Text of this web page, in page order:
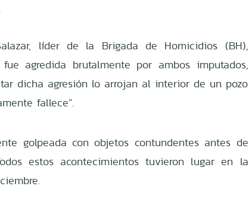
líder de la Brigada de Homicidios (BH),
agredida brutalmente por ambos imputados,
dicha agresión lo arrojan al interior de un pozo
fallece”.
golpeada con objetos contundentes antes de
estos acontecimientos tuvieron lugar en la